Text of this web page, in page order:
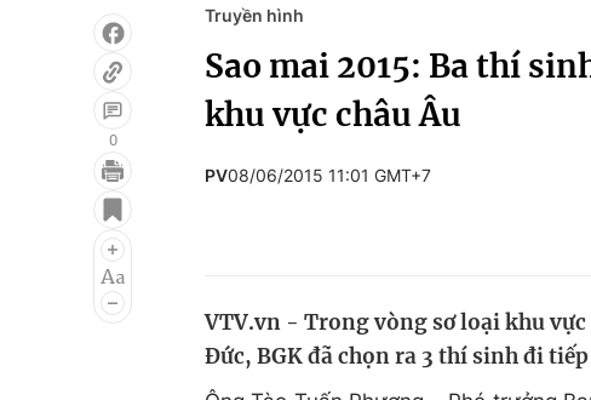
Điện ảnh
Âm nhạc
Chất lượng cuộc sống
0
Truyền hình
Sao mai 2015: Ba thí
khu vực châu Âu
PV08/06/2015 11:01 GMT+7
VTV.vn - Trong vòng sơ loại khu
Đức, BGK đã chọn ra 3 thí sinh đi